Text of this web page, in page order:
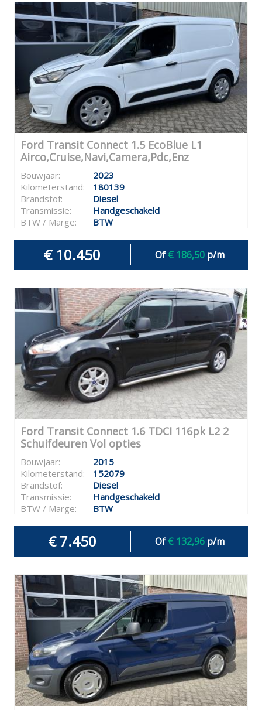
Ford Transit Connect 1.5 EcoBlue L1
Airco,Cruise,Navi,Camera,Pdc,Enz
Bouwjaar:
2023
Kilometerstand:
180139
Brandstof:
Diesel
Transmissie:
Handgeschakeld
BTW / Marge:
BTW
€ 10.450 Of€ 186,50p/m
Ford Transit Connect 1.6 TDCI 116pk L2 2
Schuifdeuren Vol opties
Bouwjaar:
2015
Kilometerstand:
152079
Brandstof:
Diesel
Transmissie:
Handgeschakeld
BTW / Marge:
BTW
€ 7.450 Of€ 132,96p/m